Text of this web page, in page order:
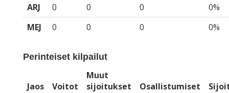
ARJ
0 0 0
0%
MEJ
0 0 0 0%
Perinteiset kilpailut
Jaos Voitot
Muut
sijoitukset
Osallistumiset